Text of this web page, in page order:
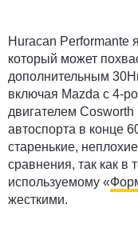
Huracan Performante
который может
дополнительным
включая Mazda с 4-
двигателем
автоспорта в конце
старенькие,
сравнения, так как в
используемому «
жесткими.